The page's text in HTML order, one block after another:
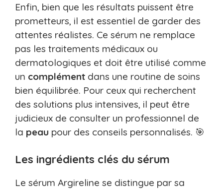
Enfin, bien que les résultats puissent être
prometteurs, il est essentiel de garder des
attentes réalistes. Ce sérum ne remplace
pas les traitements médicaux ou
dermatologiques et doit être utilisé comme
un complément dans une routine de soins
bien équilibrée. Pour ceux qui recherchent
des solutions plus intensives, il peut être
judicieux de consulter un professionnel de
la peau pour des conseils personnalisés. 🎯
Les ingrédients clés du sérum
Le sérum Argireline se distingue par sa